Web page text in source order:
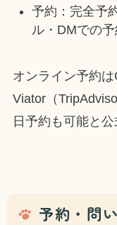
予約：完全予
ル・DMでの予
オンライン予約
Viator（
日予約も可能と公
予約・問